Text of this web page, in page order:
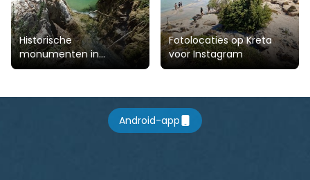
Historische
monumenten in
Peloponnesos,
Fotolocaties op Kreta
voor Instagram
Android-app